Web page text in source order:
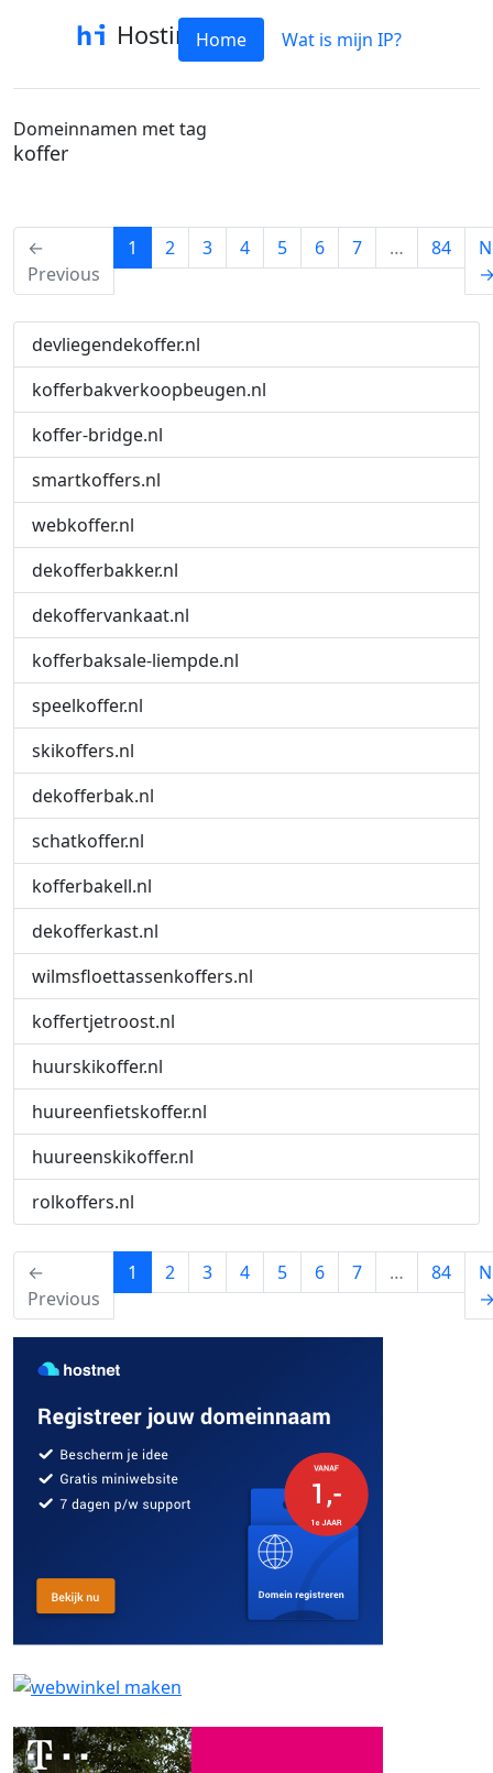
HostinfoHome Wat is mijn IP?
Domeinnamen met tag
koffer
←
Previous
1 (current)
2 3 4 5 6 7 … 84
devliegendekoffer.nl
kofferbakverkoopbeugen.nl
koffer-bridge.nl
smartkoffers.nl
webkoffer.nl
dekofferbakker.nl
dekoffervankaat.nl
kofferbaksale-liempde.nl
speelkoffer.nl
skikoffers.nl
dekofferbak.nl
schatkoffer.nl
kofferbakell.nl
dekofferkast.nl
wilmsfloettassenkoffers.nl
koffertjetroost.nl
huurskikoffer.nl
huureenfietskoffer.nl
huureenskikoffer.nl
rolkoffers.nl
←
Previous
1 (current)
2 3 4 5 6 7 … 84